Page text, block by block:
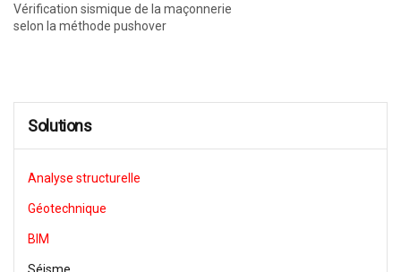
Vérification sismique de la maçonnerie
selon la méthode pushover
Solutions
Analyse structurelle
Géotechnique
BIM
Séisme